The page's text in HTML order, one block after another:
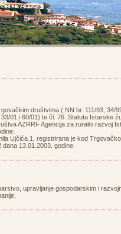
društvima ( NN br. 111/93, 34/
01 i 60/01) te čl. 76. Statuta Istarske
AZRRI- Agencija za ruralni razvoj
Ujčića 1, registrirana je kod
13.01.2003. godine.
upravljanje gospodarskim i